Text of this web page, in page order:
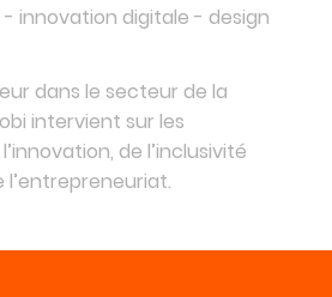
innovation digitale - design
dans le secteur de la
intervient sur les
de l’inclusivité